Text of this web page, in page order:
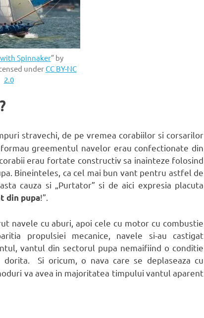
Spinnaker” by
underCC BY-NC
2.0
stravechi, de pe vremea corabiilor si corsarilor
greementul navelor erau confectionate din
erau fortate constructiv sa inainteze folosind
Bineinteles, ca cel mai bun vant pentru astfel de
cauza si „Purtator” si de aici expresia placuta
din pupa!”.
navele cu aburi, apoi cele cu motor cu combustie
propulsiei mecanice, navele si-au castigat
vantul din sectorul pupa nemaifiind o conditie
Si oricum, o nava care se deplaseaza cu
va avea in majoritatea timpului vantul aparent